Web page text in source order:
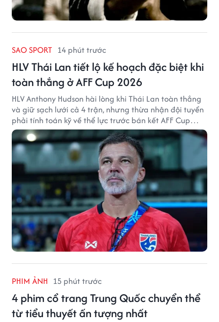
SAO SPORT 14 phút trước
HLV Thái Lan tiết lộ kế hoạch đặc biệt khi
toàn thắng ở AFF Cup 2026
HLV Anthony Hudson hài lòng khi Thái Lan toàn thắng
và giữ sạch lưới cả 4 trận, nhưng thừa nhận đội tuyển
phải tính toán kỹ về thể lực trước bán kết AFF Cup
2026.
PHIM ẢNH 15 phút trước
4 phim cổ trang Trung Quốc chuyển thể
từ tiểu thuyết ấn tượng nhất